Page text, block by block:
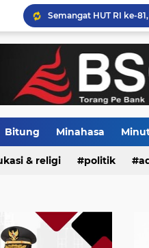
PLN Terus
Bitung Minahasa
& religi politik